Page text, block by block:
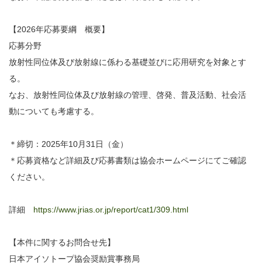
【2026年応募要綱 概要】
応募分野
放射性同位体及び放射線に係わる基礎並びに応用研究を対象とす
る。
なお、放射性同位体及び放射線の管理、啓発、普及活動、社会活
動についても考慮する。
＊締切：2025年10月31日（金）
＊応募資格など詳細及び応募書類は協会ホームページにてご確認
ください。
詳細 https://www.jrias.or.jp/report/cat1/309.html
【本件に関するお問合せ先】
日本アイソトープ協会奨励賞事務局